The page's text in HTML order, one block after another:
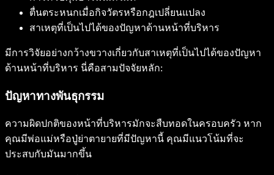
ตื่นตระหนกเมื่อกิจวัตรหรือกฎเปลี่ยนแปลง
สาเหตุที่เป็นไปได้ของปัญหาด้านหน้าที่บริหาร
มีการวิจัยอย่างกว้างขวางเกี่ยวกับสาเหตุที่เป็นไปได้ของปัญหา
ด้านหน้าที่บริหาร นี่คือสามปัจจัยหลัก:
ปัญหาทางพันธุกรรม
ความผิดปกติของหน้าที่บริหารมักจะสืบทอดในครอบครัว หาก
คุณมีพ่อแม่หรือปู่ย่าตายายที่มีปัญหานี้ คุณมีแนวโน้มที่จะ
ประสบกับมันมากขึ้น